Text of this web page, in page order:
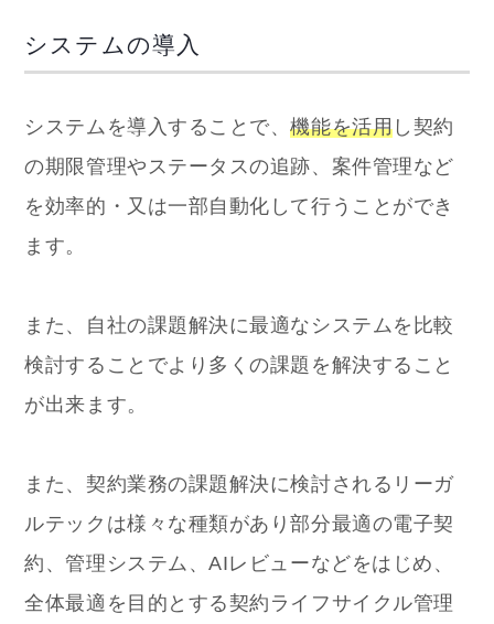
システムの導入
システムを導入することで、機能を活用 し契約
の期限管理やステータスの追跡、案件管理など
を効率的・又は一部自動化して行うことができ
ます。
また、自社の課題解決に最適なシステムを比較
検討することでより多くの課題を解決すること
が出来ます。
また、契約業務の課題解決に検討されるリーガ
ルテックは様々な種類があり部分最適の電子契
約、管理システム、AIレビューなどをはじめ、
全体最適を目的とする契約ライフサイクル管理